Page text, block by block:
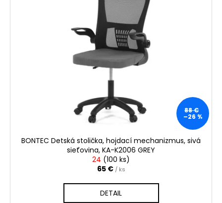
88 €
–26 %
BONTEC Detská stolička, hojdací mechanizmus, sivá
sieťovina, KA-K2006 GREY
24 (100 ks)
65 € / ks
DETAIL